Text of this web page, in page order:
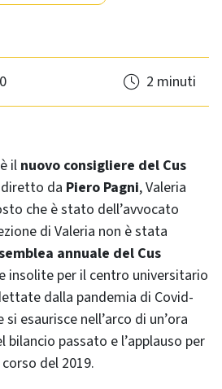
2 minuti
è il nuovo consigliere del Cus
da Piero Pagni, Valeria
che è stato dell’avvocato
di Valeria non è stata
annuale del Cus
insolite per il centro universitario
dalla pandemia di Covid-
esaurisce nell’arco di un’ora
bilancio passato e l’applauso per
del 2019.